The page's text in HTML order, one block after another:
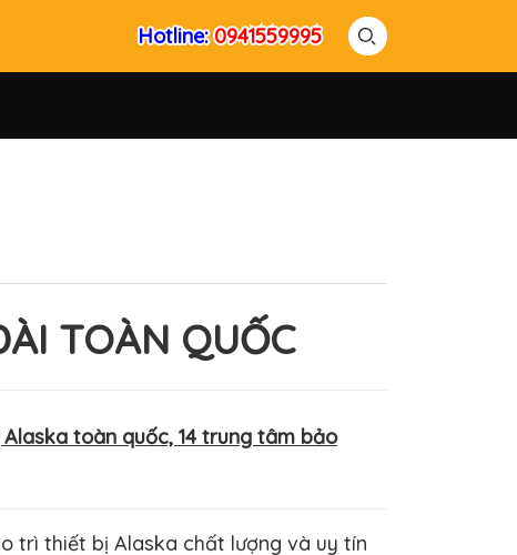
Hotline:0941559995
Hotline:0941559995
TOÀN QUỐC
toàn quốc, 14 trung tâm bảo
trì thiết bị Alaska chất lượng và uy tín